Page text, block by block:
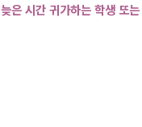
늦은 시간 귀가하는 학생 또